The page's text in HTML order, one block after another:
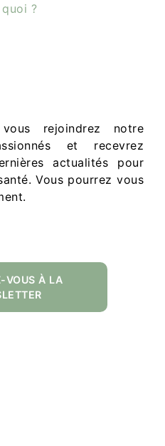
?
rejoindrez notre
et recevrez
actualités pour
Vous pourrez vous
VOUS À LA